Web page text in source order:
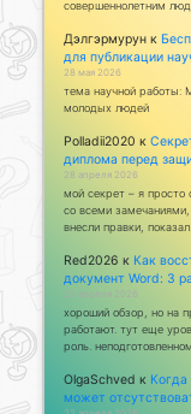
совершеннолетним
Дэлгэрмурун к
для публикации
28 мая 2026
тема научной работы:
молодых людей
Polladii2020 к
диплома перед
28 апреля 2026
мой секрет – я
со всеми
внесли правки,
Red2026 к Как
документ Word: 3
23 апреля 2026
хороший обзор, но на
работают. тут еще
роль.
OlgaSchved к Когда
может